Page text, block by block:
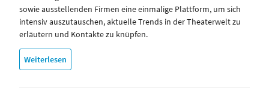
sowie ausstellenden Firmen eine einmalige Plattform, um sich
intensiv auszutauschen, aktuelle Trends in der Theaterwelt zu
erläutern und Kontakte zu knüpfen.
Weiterlesen